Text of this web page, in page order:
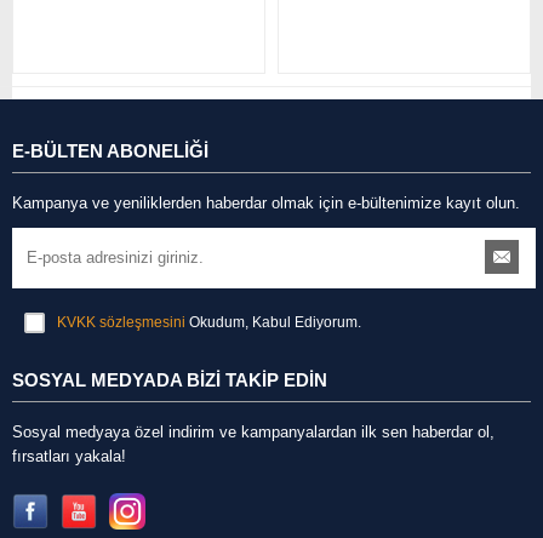
E-BÜLTEN ABONELİĞİ
Kampanya ve yeniliklerden haberdar olmak için e-bültenimize kayıt olun.
KVKK sözleşmesini Okudum, Kabul Ediyorum.
SOSYAL MEDYADA BİZİ TAKİP EDİN
Sosyal medyaya özel indirim ve kampanyalardan ilk sen haberdar ol,
fırsatları yakala!